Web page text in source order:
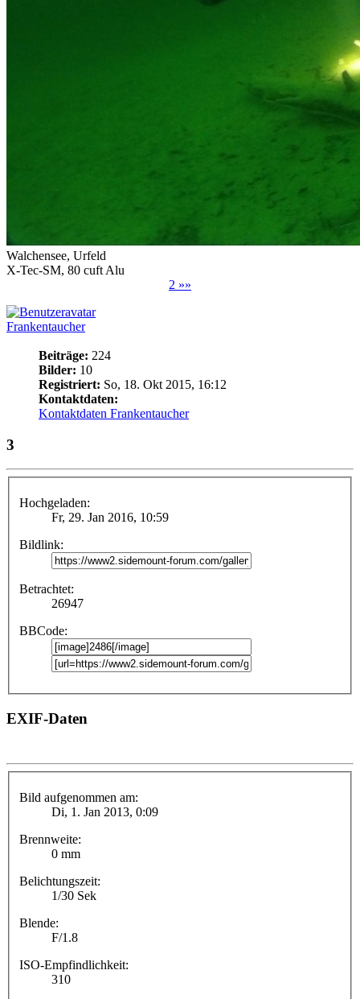
Walchensee, Urfeld
X-Tec-SM, 80 cuft Alu
2 »»
Frankentaucher
Beiträge: 224
Bilder: 10
Registriert: So, 18. Okt 2015, 16:12
Kontaktdaten:
Kontaktdaten Frankentaucher
3
Hochgeladen:
Fr, 29. Jan 2016, 10:59
Bildlink:
Betrachtet:
26947
BBCode:
EXIF-Daten
Bild aufgenommen am:
Di, 1. Jan 2013, 0:09
Brennweite:
0 mm
Belichtungszeit:
1/30 Sek
Blende:
F/1.8
ISO-Empfindlichkeit:
310